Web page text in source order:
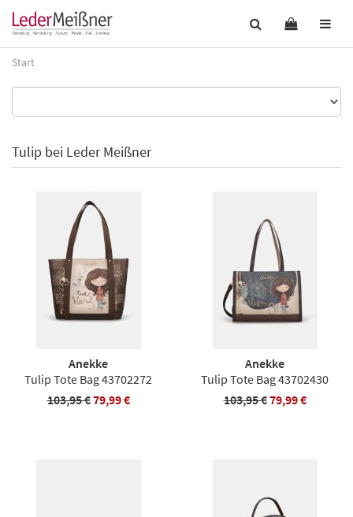
Start
Tulip bei Leder Meißner
Anekke
Tulip Tote Bag 43702272
103,95 €79,99 €
Anekke
Tulip Tote Bag 43702430
103,95 €79,99 €